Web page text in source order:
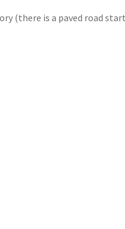
(there is a paved road